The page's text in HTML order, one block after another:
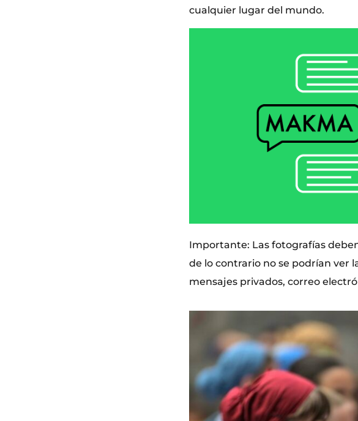
cualquier lugar del mundo.
Importante: Las fotografías
de lo contrario no se podrían ver
mensajes privados, correo